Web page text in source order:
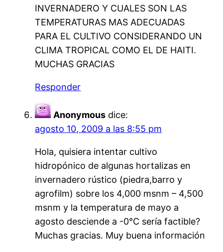
INVERNADERO Y CUALES SON LAS
TEMPERATURAS MAS ADECUADAS
PARA EL CULTIVO CONSIDERANDO UN
CLIMA TROPICAL COMO EL DE HAITI.
MUCHAS GRACIAS
Responder
Anonymous dice:
agosto 10, 2009 a las 8:55 pm
Hola, quisiera intentar cultivo
hidropónico de algunas hortalizas en
invernadero rústico (piedra,barro y
agrofilm) sobre los 4,000 msnm – 4,500
msnm y la temperatura de mayo a
agosto desciende a -0°C sería factible?
Muchas gracias. Muy buena información